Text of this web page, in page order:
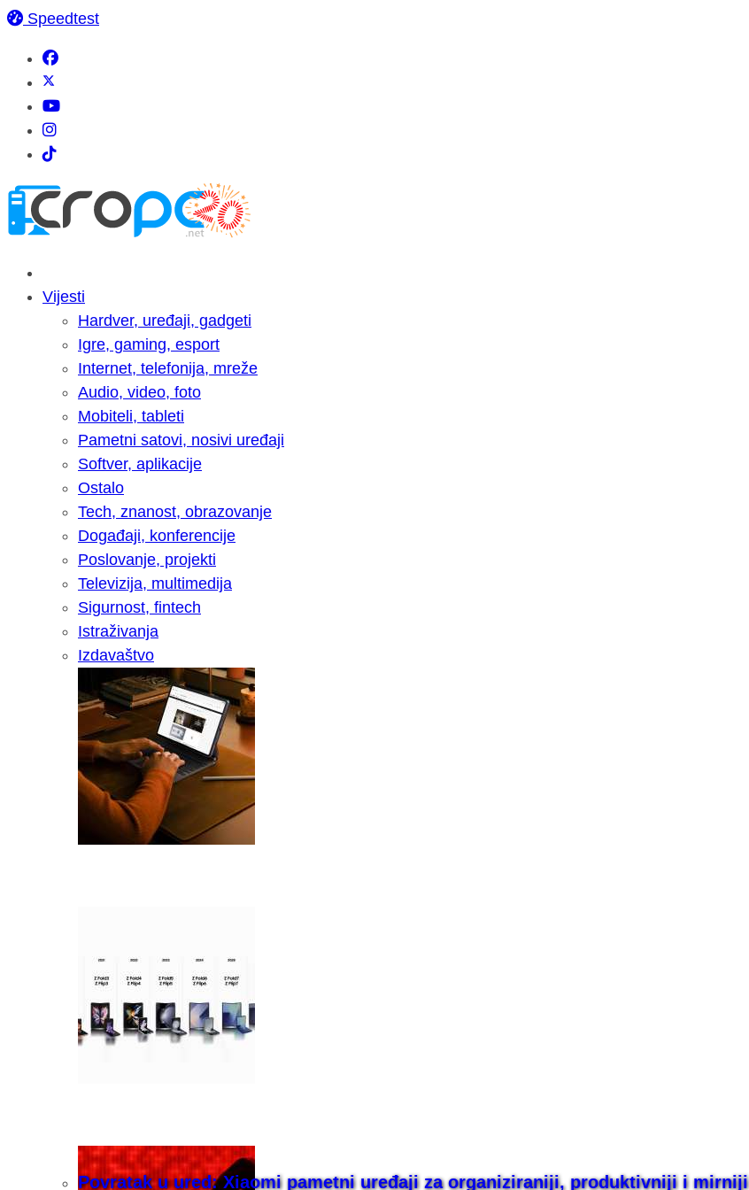
Speedtest
Vijesti
Hardver, uređaji, gadgeti
Igre, gaming, esport
Internet, telefonija, mreže
Audio, video, foto
Mobiteli, tableti
Pametni satovi, nosivi uređaji
Softver, aplikacije
Ostalo
Tech, znanost, obrazovanje
Događaji, konferencije
Poslovanje, projekti
Televizija, multimedija
Sigurnost, fintech
Istraživanja
Izdavaštvo
Povratak u ured: Xiaomi pametni uređaji za organiziraniji, produktivniji i mirniji